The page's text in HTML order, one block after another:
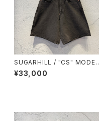
SUGARHILL / "CS" MODER
N DENIM BUGGY SHORT C
UT / GUNMETAL BLACK
¥33,000